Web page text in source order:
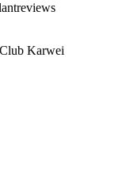
Karwei